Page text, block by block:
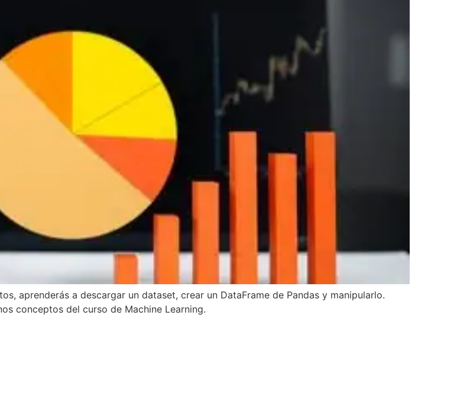
aprenderás a descargar un dataset, crear un DataFrame de Pandas y manipularlo.
conceptos del curso de Machine Learning.